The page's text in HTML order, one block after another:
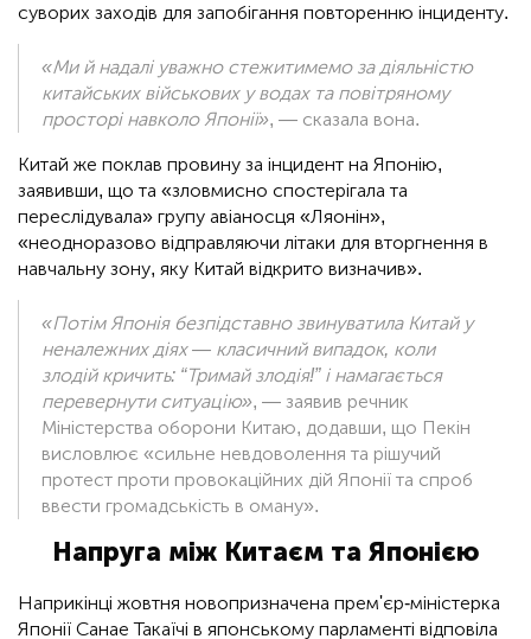
суворих заходів для запобігання повторенню інциденту.
«Ми й надалі уважно стежитимемо за діяльністю
китайських військових у водах та повітряному
просторі навколо Японії», — сказала вона.
Китай же поклав провину за інцидент на Японію,
заявивши, що та «зловмисно спостерігала та
переслідувала» групу авіаносця «Ляонін»,
«неодноразово відправляючи літаки для вторгнення в
навчальну зону, яку Китай відкрито визначив».
«Потім Японія безпідставно звинуватила Китай у
неналежних діях — класичний випадок, коли
злодій кричить: “Тримай злодія!” і намагається
перевернути ситуацію», — заявив речник
Міністерства оборони Китаю, додавши, що Пекін
висловлює «сильне невдоволення та рішучий
протест проти провокаційних дій Японії та спроб
ввести громадськість в оману».
Напруга між Китаєм та Японією
Наприкінці жовтня новопризначена прем'єр-міністерка
Японії Санае Такаїчі в японському парламенті відповіла